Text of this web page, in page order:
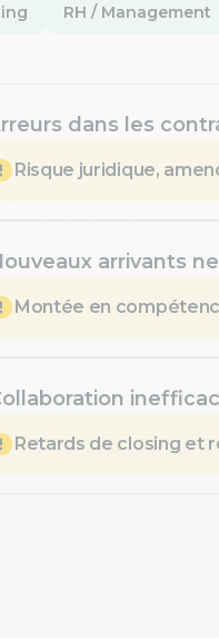
RH / Management
dans les
Risque juridique,
arrivants
Montée en
Retards de closing et